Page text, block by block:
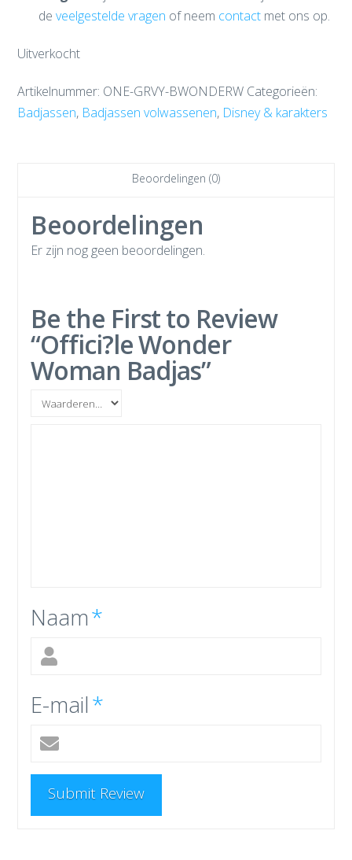
de veelgestelde vragen of neem contactmet ons op.
Uitverkocht
Artikelnummer: ONE-GRVY-BWONDERW Categorieën:
Badjassen, Badjassen volwassenen, Disney & karakters
Beoordelingen (0)
Beoordelingen
Er zijn nog geen beoordelingen.
Be the First to Review
“Offici?le Wonder
Woman Badjas”
Naam*
E-mail*